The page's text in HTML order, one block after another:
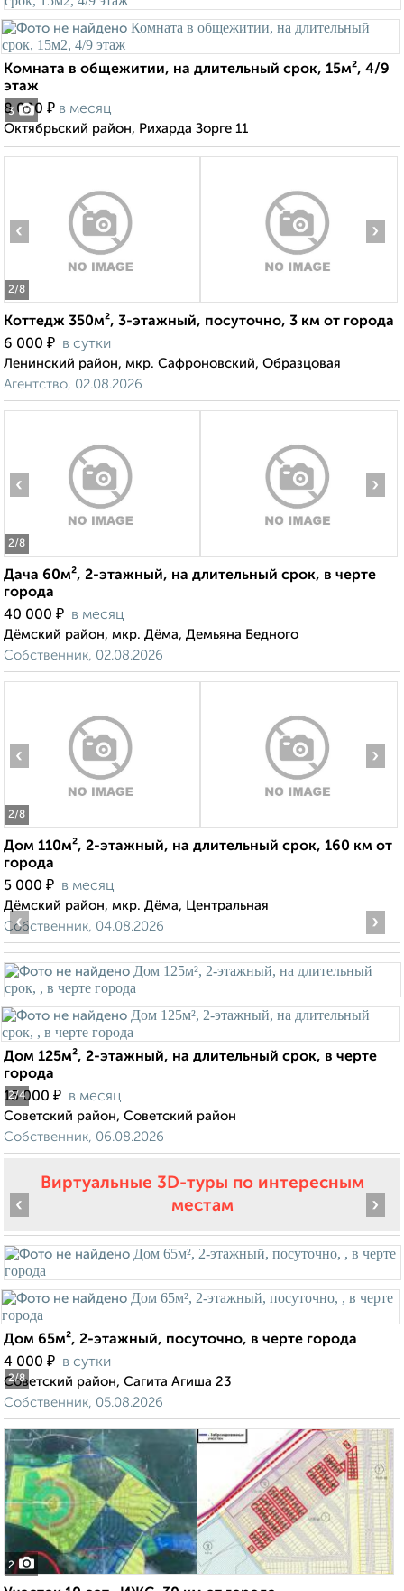
3
Комната в общежитии, на длительный срок, 15м², 4/9
этаж
8 000 ₽ в месяц
Октябрьский район, Рихарда Зорге 11
2/8
‹ ›
Коттедж 350м², 3-этажный, посуточно, 3 км от города
6 000 ₽ в сутки
Ленинский район, мкр. Сафроновский, Образцовая
Агентство, 02.08.2026
2/8
‹ ›
Дача 60м², 2-этажный, на длительный срок, в черте
города
40 000 ₽ в месяц
Дёмский район, мкр. Дёма, Демьяна Бедного
Собственник, 02.08.2026
2/8
‹ ›
Дом 110м², 2-этажный, на длительный срок, 160 км от
города
5 000 ₽ в месяц
Дёмский район, мкр. Дёма, Центральная
Собственник, 04.08.2026
2/4
‹ ›
Дом 125м², 2-этажный, на длительный срок, в черте
города
15 000 ₽ в месяц
Советский район, Советский район
Собственник, 06.08.2026
Виртуальные 3D-туры по интересным
местам
2/8
‹ ›
Дом 65м², 2-этажный, посуточно, в черте города
4 000 ₽ в сутки
Советский район, Сагита Агиша 23
Собственник, 05.08.2026
2